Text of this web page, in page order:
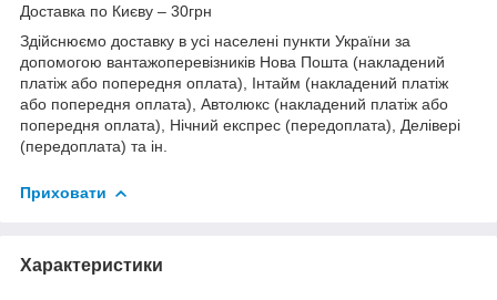
Доставка по Києву – 30грн
Здійснюємо доставку в усі населені пункти України за
допомогою вантажоперевізників Нова Пошта (накладений
платіж або попередня оплата), Інтайм (накладений платіж
або попередня оплата), Автолюкс (накладений платіж або
попередня оплата), Нічний експрес (передоплата), Делівері
(передоплата) та ін.
Приховати
Характеристики